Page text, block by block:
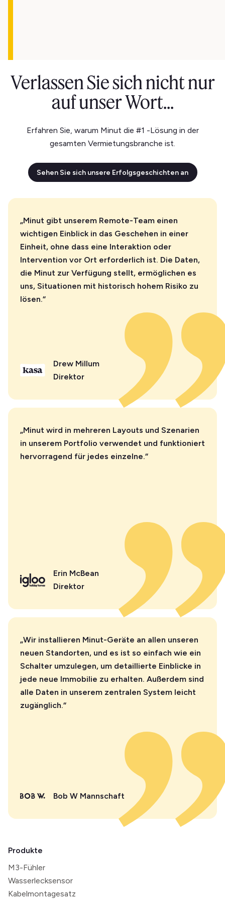
Verlassen Sie sich nicht nur
auf unser Wort...
Erfahren Sie, warum Minut die #1 -Lösung in der
gesamten Vermietungsbranche ist.
Sehen Sie sich unsere Erfolgsgeschichten an
„Minut gibt unserem Remote-Team einen
wichtigen Einblick in das Geschehen in einer
Einheit, ohne dass eine Interaktion oder
Intervention vor Ort erforderlich ist. Die Daten,
die Minut zur Verfügung stellt, ermöglichen es
uns, Situationen mit historisch hohem Risiko zu
lösen.“
Drew Millum
Direktor
„Minut wird in mehreren Layouts und Szenarien
in unserem Portfolio verwendet und funktioniert
hervorragend für jedes einzelne.“
Erin McBean
Direktor
„Wir installieren Minut-Geräte an allen unseren
neuen Standorten, und es ist so einfach wie ein
Schalter umzulegen, um detaillierte Einblicke in
jede neue Immobilie zu erhalten. Außerdem sind
alle Daten in unserem zentralen System leicht
zugänglich.“
Bob W Mannschaft
Produkte
M3-Fühler
Wasserlecksensor
Kabelmontagesatz